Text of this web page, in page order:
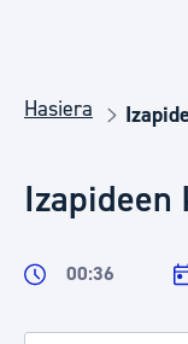
Hasiera
Izapideen
00:36